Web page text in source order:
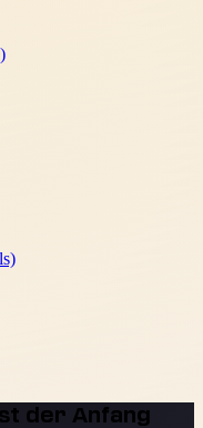
der Anfang